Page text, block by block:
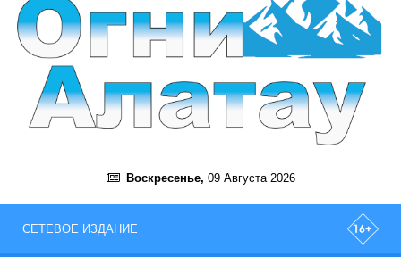
Воскресенье, 09 Августа 2026
СЕТЕВОЕ ИЗДАНИЕ